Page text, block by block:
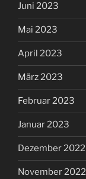
Juni 2023
Mai 2023
April 2023
März 2023
Februar 2023
Januar 2023
Dezember 2022
November 2022